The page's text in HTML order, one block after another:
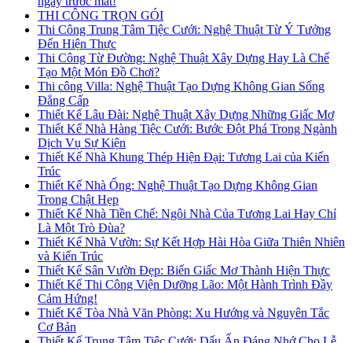
THI CÔNG TRỌN GÓI
Thi Công Trung Tâm Tiệc Cưới: Nghệ Thuật Từ Ý Tưởng
Đến Hiện Thực
Thi Công Từ Đường: Nghệ Thuật Xây Dựng Hay Là Chế
Tạo Một Món Đồ Chơi?
Thi công Villa: Nghệ Thuật Tạo Dựng Không Gian Sống
Đẳng Cấp
Thiết Kế Lâu Đài: Nghệ Thuật Xây Dựng Những Giấc Mơ
Thiết Kế Nhà Hàng Tiệc Cưới: Bước Đột Phá Trong Ngành
Dịch Vụ Sự Kiện
Thiết Kế Nhà Khung Thép Hiện Đại: Tương Lai của Kiến
Trúc
Thiết Kế Nhà Ống: Nghệ Thuật Tạo Dựng Không Gian
Trong Chật Hẹp
Thiết Kế Nhà Tiền Chế: Ngôi Nhà Của Tương Lai Hay Chỉ
Là Một Trò Đùa?
Thiết Kế Nhà Vườn: Sự Kết Hợp Hài Hòa Giữa Thiên Nhiên
và Kiến Trúc
Thiết Kế Sân Vườn Đẹp: Biến Giấc Mơ Thành Hiện Thực
Thiết Kế Thi Công Viện Dưỡng Lão: Một Hành Trình Đầy
Cảm Hứng!
Thiết Kế Tòa Nhà Văn Phòng: Xu Hướng và Nguyên Tắc
Cơ Bản